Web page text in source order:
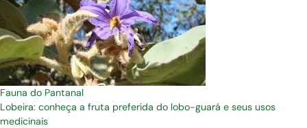
Fauna do Pantanal
Lobeira: conheça a fruta preferida do lobo-guará e seus usos
medicinais